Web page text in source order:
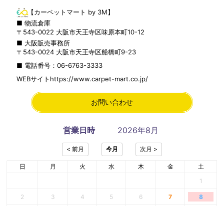
【カーペットマート by 3M】
■ 物流倉庫
〒 543-0022 大阪市天王寺区味原本町10-12
■ 大阪販売事務所
〒 543-0024 大阪市天王寺区船橋町9-23
■ 電話番号：06-6763-3333
WEBサイト https://www.carpet-mart.co.jp/
お問い合わせ
営業日時 2026年8月
日 月 火 水 木 金
土
1
2 3 4 5 6 7 8